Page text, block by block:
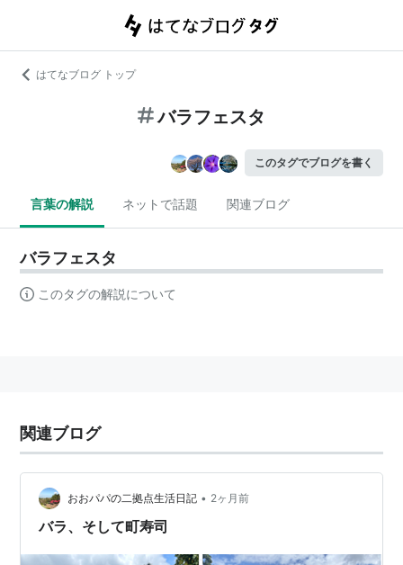
はてなブログ トップ
バラフェスタ
このタグでブログを書く
言葉の解説 ネットで話題 関連ブログ
バラフェスタ
このタグの解説について
関連ブログ
おおパパの二拠点生活日記 • 2ヶ月前
バラ、そして町寿司